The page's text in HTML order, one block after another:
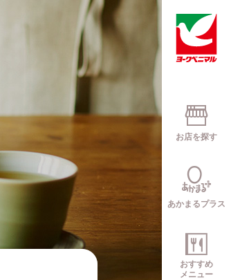
お店を探す
あかまるプラス
おすすめ
メニュー